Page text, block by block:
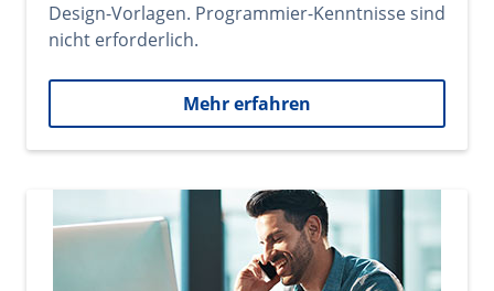
Design-Vorlagen. Programmier-Kenntnisse sind
nicht erforderlich.
Mehr erfahren